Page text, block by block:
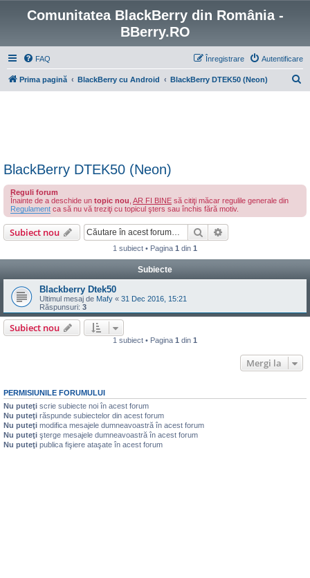
Comunitatea BlackBerry din România -
BBerry.RO
FAQ Autentificare
Înregistrare
Prima pagină BlackBerry cu Android BlackBerry DTEK50 (Neon)
BlackBerry DTEK50 (Neon)
Reguli forum
Înainte de a deschide un topic nou AR FI BINE să citiţi măcar regulile generale din
Regulament ca să nu vă treziţi cu topicul şters sau închis fără motiv.
Subiect nou Căutare
1 subiect • Pagina 1 din 1
Subiecte
Blackberry Dtek50
Ultimul mesaj de Mafy « 31 Dec 2016, 15:21
Răspunsuri: 3
Subiect nou
1 subiect • Pagina 1 din 1
Mergi la
PERMISIUNILE FORUMULUI
Nu puteţi scrie subiecte noi în acest forum
Nu puteţi răspunde subiectelor din acest forum
Nu puteţi modifica mesajele dumneavoastră în acest forum
Nu puteţi şterge mesajele dumneavoastră în acest forum
Nu puteţi publica fişiere ataşate în acest forum